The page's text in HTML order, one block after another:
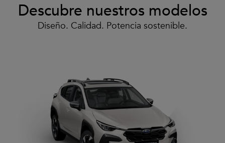
Descubre nuestros modelos
Diseño. Calidad. Potencia sostenible.